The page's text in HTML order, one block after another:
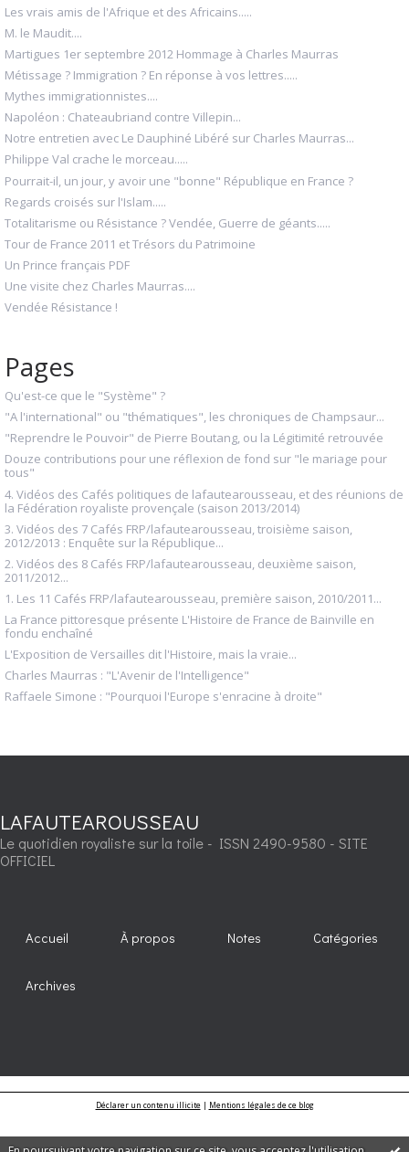
Les vrais amis de l'Afrique et des Africains.....
M. le Maudit....
Martigues 1er septembre 2012 Hommage à Charles Maurras
Métissage ? Immigration ? En réponse à vos lettres.....
Mythes immigrationnistes....
Napoléon : Chateaubriand contre Villepin...
Notre entretien avec Le Dauphiné Libéré sur Charles Maurras...
Philippe Val crache le morceau.....
Pourrait-il, un jour, y avoir une "bonne" République en France ?
Regards croisés sur l'Islam.....
Totalitarisme ou Résistance ? Vendée, Guerre de géants.....
Tour de France 2011 et Trésors du Patrimoine
Un Prince français PDF
Une visite chez Charles Maurras....
Vendée Résistance !
Pages
Qu'est-ce que le "Système" ?
"A l'international" ou "thématiques", les chroniques de Champsaur...
"Reprendre le Pouvoir" de Pierre Boutang, ou la Légitimité retrouvée
Douze contributions pour une réflexion de fond sur "le mariage pour
tous"
4. Vidéos des Cafés politiques de lafautearousseau, et des réunions de
la Fédération royaliste provençale (saison 2013/2014)
3. Vidéos des 7 Cafés FRP/lafautearousseau, troisième saison,
2012/2013 : Enquête sur la République...
2. Vidéos des 8 Cafés FRP/lafautearousseau, deuxième saison,
2011/2012...
1. Les 11 Cafés FRP/lafautearousseau, première saison, 2010/2011...
La France pittoresque présente L'Histoire de France de Bainville en
fondu enchaîné
L'Exposition de Versailles dit l'Histoire, mais la vraie...
Charles Maurras : "L'Avenir de l'Intelligence"
Raffaele Simone : "Pourquoi l'Europe s'enracine à droite"
LAFAUTEAROUSSEAU
Le quotidien royaliste sur la toile - ISSN 2490-9580 - SITE
OFFICIEL
Accueil À propos Notes Catégories
Archives
Déclarer un contenu illicite| Mentions légales de ce blog